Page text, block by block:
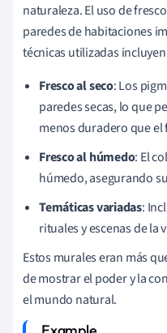
naturaleza. El uso de
paredes de habitaciones
técnicas utilizadas
Fresco al seco: Los
paredes secas, lo que
menos duradero que el
Fresco al húmedo: El
húmedo, asegurando
Temáticas variadas:
rituales y escenas de la
Estos murales eran más
de mostrar el poder y la
el mundo natural.